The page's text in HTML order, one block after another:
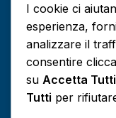
Europa
Lavoro
Podcast
I cookie ci
esperienza,
analizzare il
consentire
su Accetta Tutti
Tutti per